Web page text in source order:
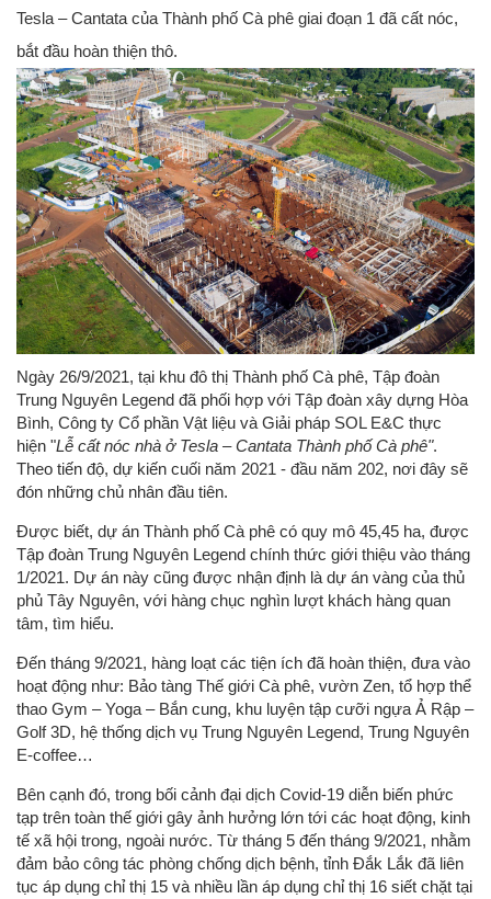
Tesla – Cantata của Thành phố Cà phê giai đoạn 1 đã cất nóc,
bắt đầu hoàn thiện thô.
Ngày 26/9/2021, tại khu đô thị Thành phố Cà phê, Tập đoàn
Trung Nguyên Legend đã phối hợp với Tập đoàn xây dựng Hòa
Bình, Công ty Cổ phần Vật liệu và Giải pháp SOL E&C thực
hiện "Lễ cất nóc nhà ở Tesla – Cantata Thành phố Cà phê".
Theo tiến độ, dự kiến cuối năm 2021 - đầu năm 202, nơi đây sẽ
đón những chủ nhân đầu tiên.
Được biết, dự án Thành phố Cà phê có quy mô 45,45 ha, được
Tập đoàn Trung Nguyên Legend chính thức giới thiệu vào tháng
1/2021. Dự án này cũng được nhận định là dự án vàng của thủ
phủ Tây Nguyên, với hàng chục nghìn lượt khách hàng quan
tâm, tìm hiểu.
Đến tháng 9/2021, hàng loạt các tiện ích đã hoàn thiện, đưa vào
hoạt động như: Bảo tàng Thế giới Cà phê, vườn Zen, tổ hợp thể
thao Gym – Yoga – Bắn cung, khu luyện tập cưỡi ngựa Ả Rập –
Golf 3D, hệ thống dịch vụ Trung Nguyên Legend, Trung Nguyên
E-coffee…
Bên cạnh đó, trong bối cảnh đại dịch Covid-19 diễn biến phức
tạp trên toàn thế giới gây ảnh hưởng lớn tới các hoạt động, kinh
tế xã hội trong, ngoài nước. Từ tháng 5 đến tháng 9/2021, nhằm
đảm bảo công tác phòng chống dịch bệnh, tỉnh Đắk Lắk đã liên
tục áp dụng chỉ thị 15 và nhiều lần áp dụng chỉ thị 16 siết chặt tại